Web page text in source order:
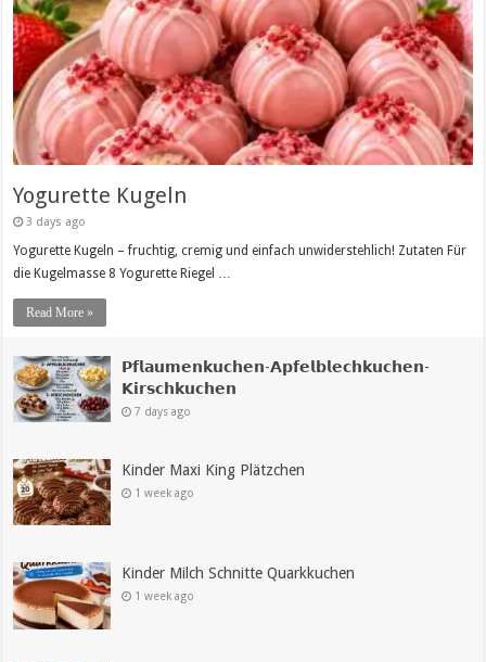
Yogurette Kugeln
3 days ago
Yogurette Kugeln – fruchtig, cremig und einfach unwiderstehlich! Zutaten Für
die Kugelmasse 8 Yogurette Riegel …
Read More »
𝗣𝗳𝗹𝗮𝘂𝗺𝗲𝗻𝗸𝘂𝗰𝗵𝗲𝗻-𝗔𝗽𝗳𝗲𝗹𝗯𝗹𝗲𝗰𝗵𝗸𝘂𝗰𝗵𝗲𝗻-
𝗞𝗶𝗿𝘀𝗰𝗵𝗸𝘂𝗰𝗵𝗲𝗻
7 days ago
Kinder Maxi King Plätzchen
1 week ago
Kinder Milch Schnitte Quarkkuchen
1 week ago